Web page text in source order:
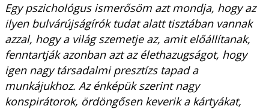
Egy pszichológus ismerősöm azt mondja, hogy az
ilyen bulvárújságírók tudat alatt tisztában vannak
azzal, hogy a világ szemetje az, amit előállítanak,
fenntartják azonban azt az élethazugságot, hogy
igen nagy társadalmi presztízs tapad a
munkájukhoz. Az énképük szerint nagy
konspirátorok, ördöngősen keverik a kártyákat,